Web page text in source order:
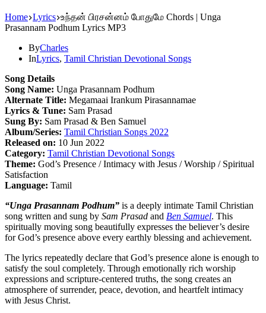
Home Lyrics உந்தன் பிரசன்னம் போதுமே Chords | Unga
Prasannam Podhum Lyrics MP3
ByCharles
InLyrics, Tamil Christian Devotional Songs
Song Details
Song Name: Unga Prasannam Podhum
Alternate Title: Megamaai Irankum Pirasannamae
Lyrics & Tune: Sam Prasad
Sung By: Sam Prasad & Ben Samuel
Album/Series: Tamil Christian Songs 2022
Released on: 10 Jun 2022
Category: Tamil Christian Devotional Songs
Theme: God’s Presence / Intimacy with Jesus / Worship / Spiritual
Satisfaction
Language: Tamil
“Unga Prasannam Podhum” is a deeply intimate Tamil Christian
song written and sung by Sam Prasad and Ben Samuel. This
spiritually moving song beautifully expresses the believer’s desire
for God’s presence above every earthly blessing and achievement.
The lyrics repeatedly declare that God’s presence alone is enough to
satisfy the soul completely. Through emotionally rich worship
expressions and scripture-centered truths, the song creates an
atmosphere of surrender, peace, devotion, and heartfelt intimacy
with Jesus Christ.